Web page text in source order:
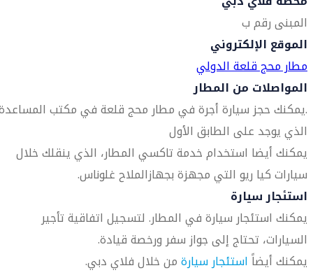
المبنى رقم ب
الموقع الإلكتروني
مطار محج قلعة الدولي
المواصلات من المطار
.يمكنك حجز سيارة أجرة في مطار محج قلعة في مكتب
الذي يوجد على الطابق الأول
يمكنك أيضا استخدام خدمة تاكسي المطار، الذي ينقلك خلال
سيارات كيا ريو التي مجهزة بجهازالملاح غلوناس.
استئجار سيارة
يمكنك استئجار سيارة في المطار. لتسجيل اتفاقية تأجير
السيارات، تحتاج إلى جواز سفر ورخصة قيادة.
يمكنك أيضاًاستئجار سيارةمن خلال فلاي دبي.